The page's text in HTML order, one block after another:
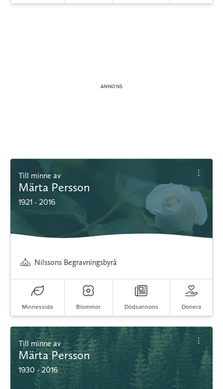
Till minne av
Märta Persson
1921 - 2016
Nilssons Begravningsbyrå
Minnessida Blommor Dödsannons Donera
Till minne av
Märta Persson
1930 - 2016